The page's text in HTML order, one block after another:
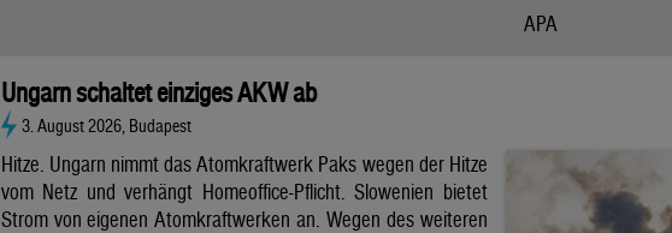
APA
Ungarn schaltet einziges AKW ab
3. August 2026, Budapest
Hitze. Ungarn nimmt das Atomkraftwerk Paks wegen der Hitze
vom Netz und verhängt Homeoffice-Pflicht. Slowenien bietet
Strom von eigenen Atomkraftwerken an. Wegen des weiteren